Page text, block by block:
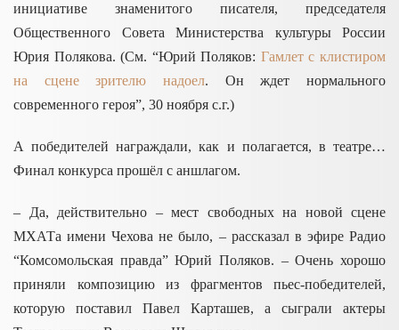
инициативе знаменитого писателя, председателя
Общественного Совета Министерства культуры России
Юрия Полякова. (См. “Юрий Поляков: Гамлет с клистиром
на сцене зрителю надоел. Он ждет нормального
современного героя”, 30 ноября с.г.)
А победителей награждали, как и полагается, в театре…
Финал конкурса прошёл с аншлагом.
– Да, действительно – мест свободных на новой сцене
МХАТа имениЧехова не было, – рассказал в эфире Радио
“Комсомольская правда” Юрий Поляков. – Очень хорошо
приняли композицию из фрагментов пьес-победителей,
которую поставил Павел Карташев, а сыграли актеры